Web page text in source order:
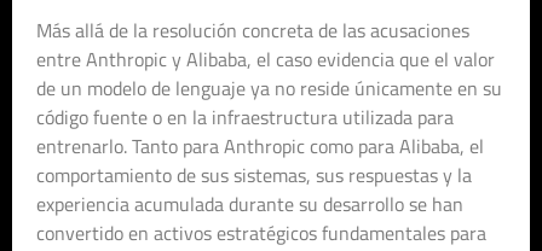
Más allá de la resolución concreta de las acusaciones
entre Anthropic y Alibaba, el caso evidencia que el valor
de un modelo de lenguaje ya no reside únicamente en su
código fuente o en la infraestructura utilizada para
entrenarlo. Tanto para Anthropic como para Alibaba, el
comportamiento de sus sistemas, sus respuestas y la
experiencia acumulada durante su desarrollo se han
convertido en activos estratégicos fundamentales para